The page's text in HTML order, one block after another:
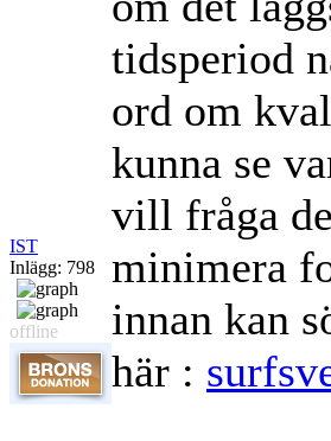
IST
Inlägg: 798
offline
tidsperiod
ord om
kunna se
vill fråga
minimera
innan kan
här :